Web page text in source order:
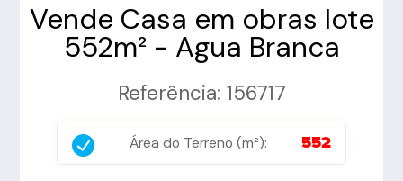
Vende Casa em obras lote
552m² - Agua Branca
Referência: 156717
Área do Terreno (m²): 552